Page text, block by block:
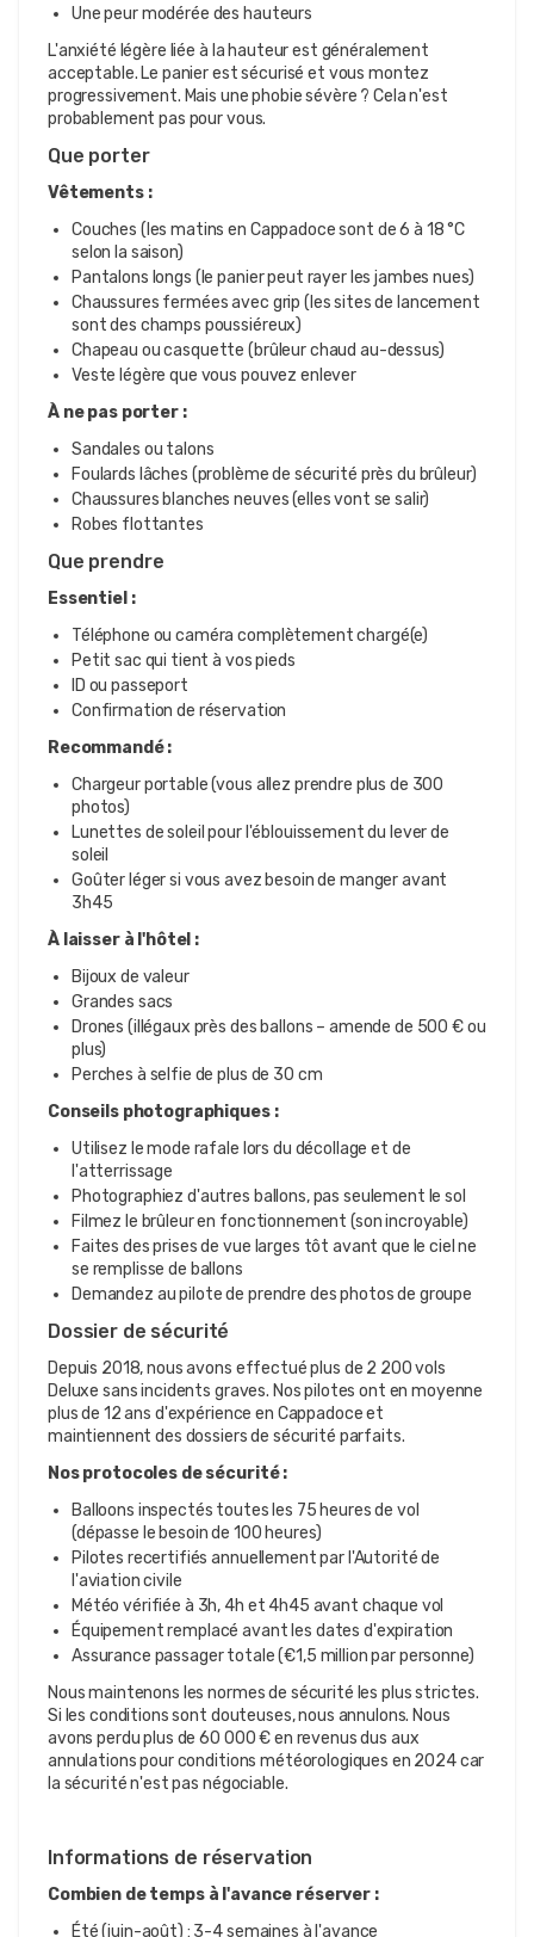
Une peur modérée des hauteurs
L'anxiété légère liée à la hauteur est généralement
acceptable. Le panier est sécurisé et vous montez
progressivement. Mais une phobie sévère ? Cela n'est
probablement pas pour vous.
Que porter
Vêtements :
Couches (les matins en Cappadoce sont de 6 à 18 °C
selon la saison)
Pantalons longs (le panier peut rayer les jambes nues)
Chaussures fermées avec grip (les sites de lancement
sont des champs poussiéreux)
Chapeau ou casquette (brûleur chaud au-dessus)
Veste légère que vous pouvez enlever
À ne pas porter :
Sandales ou talons
Foulards lâches (problème de sécurité près du brûleur)
Chaussures blanches neuves (elles vont se salir)
Robes flottantes
Que prendre
Essentiel :
Téléphone ou caméra complètement chargé(e)
Petit sac qui tient à vos pieds
ID ou passeport
Confirmation de réservation
Recommandé :
Chargeur portable (vous allez prendre plus de 300
photos)
Lunettes de soleil pour l'éblouissement du lever de
soleil
Goûter léger si vous avez besoin de manger avant
3h45
À laisser à l'hôtel :
Bijoux de valeur
Grandes sacs
Drones (illégaux près des ballons – amende de 500 € ou
plus)
Perches à selfie de plus de 30 cm
Conseils photographiques :
Utilisez le mode rafale lors du décollage et de
l'atterrissage
Photographiez d'autres ballons, pas seulement le sol
Filmez le brûleur en fonctionnement (son incroyable)
Faites des prises de vue larges tôt avant que le ciel ne
se remplisse de ballons
Demandez au pilote de prendre des photos de groupe
Dossier de sécurité
Depuis 2018, nous avons effectué plus de 2 200 vols
Deluxe sans incidents graves. Nos pilotes ont en moyenne
plus de 12 ans d'expérience en Cappadoce et
maintiennent des dossiers de sécurité parfaits.
Nos protocoles de sécurité :
Balloons inspectés toutes les 75 heures de vol
(dépasse le besoin de 100 heures)
Pilotes recertifiés annuellement par l'Autorité de
l'aviation civile
Météo vérifiée à 3h, 4h et 4h45 avant chaque vol
Équipement remplacé avant les dates d'expiration
Assurance passager totale (€1,5 million par personne)
Nous maintenons les normes de sécurité les plus strictes.
Si les conditions sont douteuses, nous annulons. Nous
avons perdu plus de 60 000 € en revenus dus aux
annulations pour conditions météorologiques en 2024 car
la sécurité n'est pas négociable.
Informations de réservation
Combien de temps à l'avance réserver :
Été (juin-août) : 3-4 semaines à l'avance